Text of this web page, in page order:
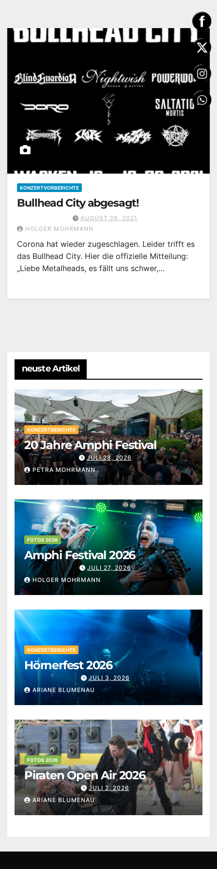
KONZERTVORBERICHTE
Bullhead City abgesagt!
AUGUST 26, 2021
HOLGER MOHRMANN
Corona hat wieder zugeschlagen. Leider trifft es
das Bullhead City. Hier die offizielle Mitteilung:
„Liebe Metalheads, es fällt uns schwer,…
neuste Artikel
KONZERTBERICHTE
20 Jahre Amphi Festival
JULI 28, 2026
PETRA MOHRMANN
FOTOS 2026
Amphi Festival 2026
JULI 27, 2026
HOLGER MOHRMANN
KONZERTBERICHTE
Hörnerfest 2026
JULI 3, 2026
ARIANE BLUMENAU
FOTOS 2026
Piraten Open Air 2026
JULI 2, 2026
ARIANE BLUMENAU